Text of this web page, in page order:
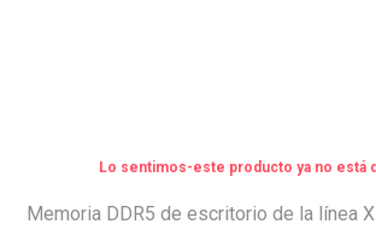
Lo sentimos-este producto ya no está
Memoria DDR5 de escritorio de la línea